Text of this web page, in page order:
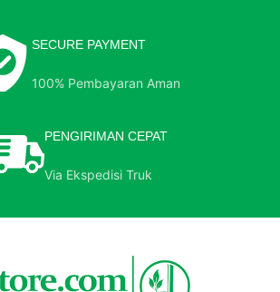
SECURE PAYMENT
100% Pembayaran Aman
PENGIRIMAN CEPAT
Via Ekspedisi Truk